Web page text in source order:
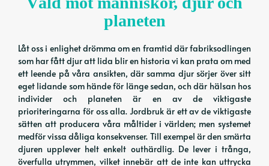
planeten
Låt oss i enlighet drömma om en framtid där fabriksodlingen
som har fått djur att lida blir en historia vi kan prata om med
ett leende på våra ansikten, där samma djur sörjer över sitt
eget lidande som hände för länge sedan, och där hälsan hos
individer och planeten är en av de viktigaste
prioriteringarna för oss alla. Jordbruk är ett av de viktigaste
sätten att producera våra måltider i världen; men systemet
medför vissa dåliga konsekvenser. Till exempel är den smärta
djuren upplever helt enkelt outhärdlig. De lever i trånga,
överfulla utrymmen, vilket innebär att de inte kan uttrycka